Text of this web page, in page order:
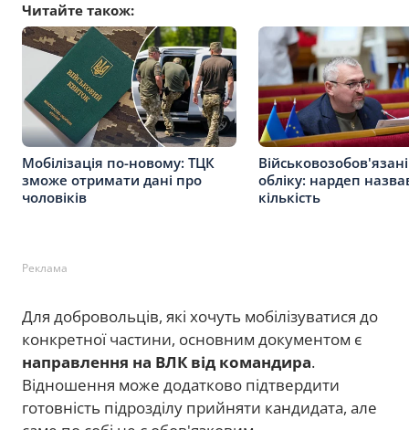
Читайте також:
Мобілізація по-новому: ТЦК
зможе отримати дані про
чоловіків
обліку: нардеп
кількість
Реклама
Для добровольців, які хочуть мобілізуватися до
конкретної частини, основним документом є
направлення на ВЛК від командира.
Відношення може додатково підтвердити
готовність підрозділу прийняти кандидата, але